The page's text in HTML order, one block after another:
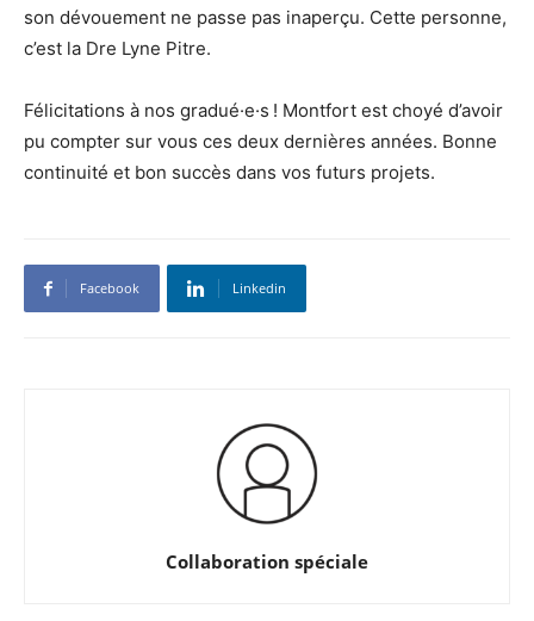
son dévouement ne passe pas inaperçu. Cette personne,
c’est la Dre Lyne Pitre.
Félicitations à nos gradué·e·s ! Montfort est choyé d’avoir
pu compter sur vous ces deux dernières années. Bonne
continuité et bon succès dans vos futurs projets.
Facebook Linkedin
Collaboration spéciale